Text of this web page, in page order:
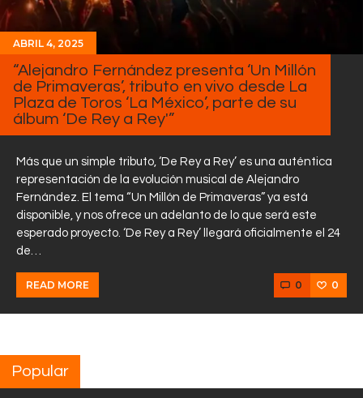
Equipo
Sobre Nosotros
Contactos
ABRIL 4, 2025
“Alejandro Fernández presenta ‘Un Millón
de Primaveras’, tributo en vivo desde La
Plaza de Toros ‘La México’, parte de su
álbum ‘De Rey a Rey'”
Más que un simple tributo, ‘De Rey a Rey’ es una auténtica
representación de la evolución musical de Alejandro
Fernández. El tema “Un Millón de Primaveras” ya está
disponible, y nos ofrece un adelanto de lo que será este
esperado proyecto. ‘De Rey a Rey’ llegará oficialmente el 24
de…
READ MORE 0 0
Popular